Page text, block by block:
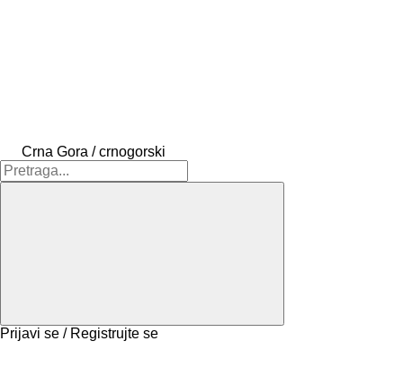
Crna Gora / crnogorski
Prijavi se / Registrujte se